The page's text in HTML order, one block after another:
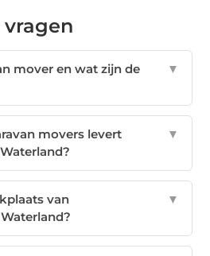
mover en wat zijn de
▼
movers levert
▼
van
▼